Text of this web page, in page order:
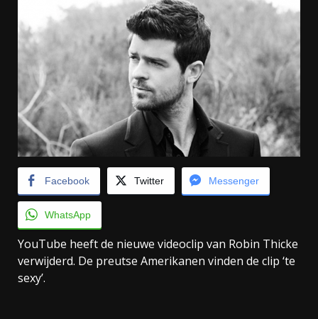
Facebook Twitter Messenger
WhatsApp
YouTube heeft de nieuwe videoclip van Robin Thicke
verwijderd. De preutse Amerikanen vinden de clip ‘te
sexy’.